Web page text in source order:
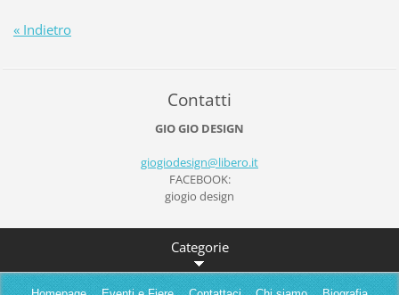
« Indietro
Contatti
GIO GIO DESIGN
giogiodesign@libero.it
FACEBOOK:
giogio design
Categorie